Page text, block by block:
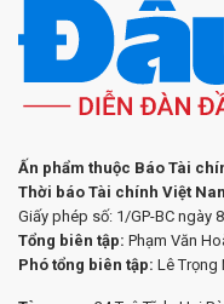
Ấn phẩm thuộc Báo Tài
Thời báo Tài chính Việt
Giấy phép số: 1/GP-BC ngày
Tổng biên tập: Phạm Văn
Phó tổng biên tập: Lê Trọng